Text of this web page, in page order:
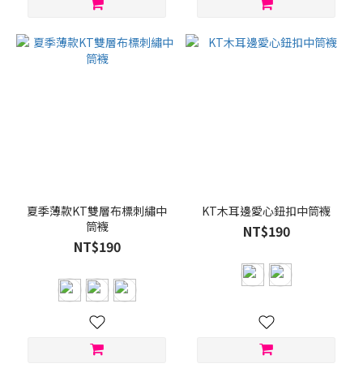
夏季薄款KT雙層布標刺繡中
筒襪
NT$190
KT木耳邊愛心鈕扣中筒襪
NT$190